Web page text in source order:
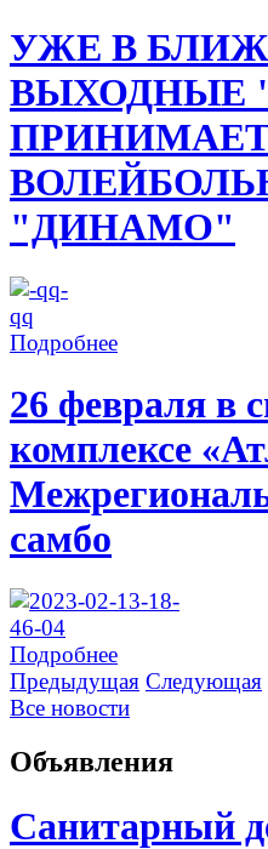
УЖЕ В
ВЫХОДНЫЕ
"ДИНАМО"
Подробнее
26 февраля в
комплексе
самбо
Подробнее
Предыдущая Следующая
Все новости
Объявления
Санитарный